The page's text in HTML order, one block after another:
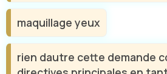
maquillage yeux
rien dautre cette demande